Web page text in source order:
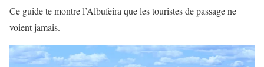
Ce guide te montre l’Albufeira que les touristes de passage ne
voient jamais.